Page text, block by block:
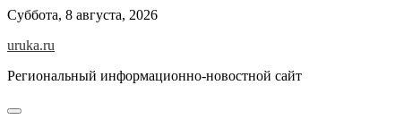
Skip
content
Суббота, 8 августа, 2026
uruka.ru
Региональный информационно-новостной сайт